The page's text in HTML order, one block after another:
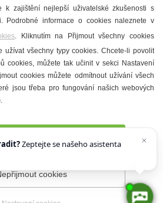
Mandloně
Ubytování
Restaurace
muzeum a galerie
Denní meníčka
Správce webu
k zajištění nejlepší uživatelské zkušenosti s
Podrobné informace o cookies naleznete v
. Kliknutím na Přijmout všechny cookies
užívat všechny typy cookies. Chcete-li povolit
cookies, můžete tak učinit v sekci Nastavení
cookies můžete odmítnout užívání všech
jsou třeba pro fungování našich webových
cookies
Zeptejte se našeho asistenta